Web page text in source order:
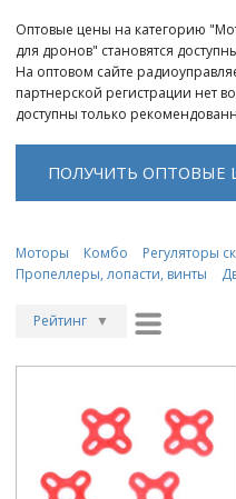
Войти в B2B
Стать партнером
Оптовые цены на категорию
для дронов" становятся
На оптовом сайте
партнерской регистрации нет
доступны только
ПОЛУЧИТЬ ОПТОВЫЕ
Моторы Комбо
Регуляторы
Пропеллеры, лопасти, винты
Рейтинг ▼
▼
▲
Цена ▼